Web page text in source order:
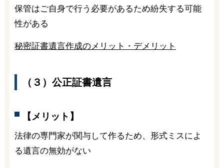
保管はご自身で行う必要があるため紛失する可能
性がある
秘密証書遺言作成のメリット・デメリット
（３）公正証書遺言
【メリット】
法律の専門家が関与して作るため、形式ミスによ
る遺言の無効がない